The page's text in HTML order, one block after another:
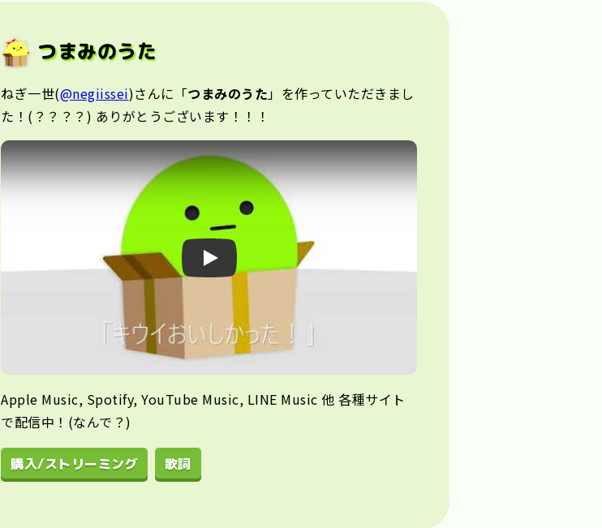
つまみのうた
ねぎ一世(@negiissei)さんに「つまみのうた」を作っていただきまし
た！(？？？？) ありがとうございます！！！
Play: つまみのうた
Apple Music, Spotify, YouTube Music, LINE Music 他 各種サイト
で配信中！(なんで？)
購入/ストリーミング 歌詞